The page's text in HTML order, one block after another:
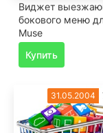
Виджет
бокового меню
Muse
Купить
31.05.2004